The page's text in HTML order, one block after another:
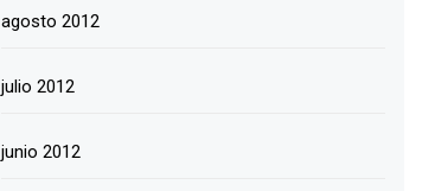
agosto 2012
julio 2012
junio 2012